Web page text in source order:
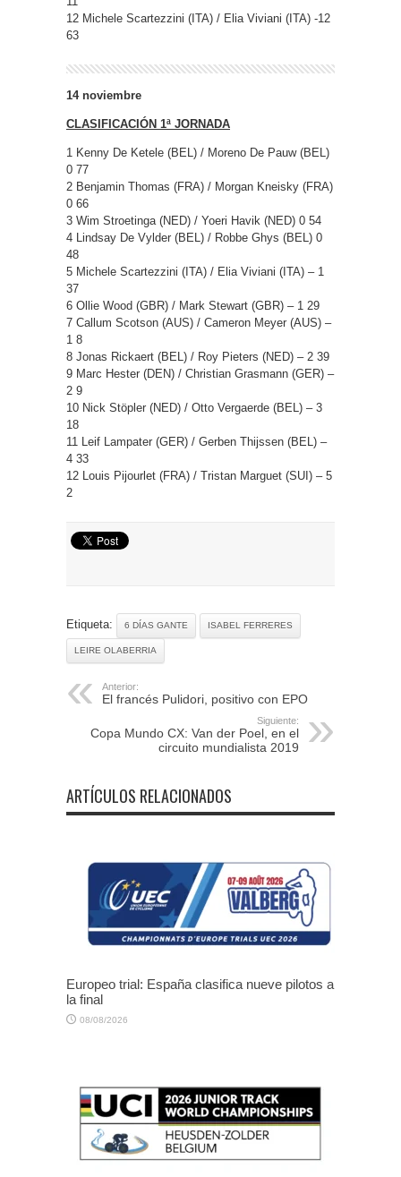
12 Michele Scartezzini (ITA) / Elia Viviani (ITA) -12
63
14 noviembre
CLASIFICACIÓN 1ª JORNADA
1 Kenny De Ketele (BEL) / Moreno De Pauw (BEL)
0 77
2 Benjamin Thomas (FRA) / Morgan Kneisky (FRA)
0 66
3 Wim Stroetinga (NED) / Yoeri Havik (NED) 0 54
4 Lindsay De Vylder (BEL) / Robbe Ghys (BEL) 0
48
5 Michele Scartezzini (ITA) / Elia Viviani (ITA) – 1
37
6 Ollie Wood (GBR) / Mark Stewart (GBR) – 1 29
7 Callum Scotson (AUS) / Cameron Meyer (AUS) –
1 8
8 Jonas Rickaert (BEL) / Roy Pieters (NED) – 2 39
9 Marc Hester (DEN) / Christian Grasmann (GER) –
2 9
10 Nick Stöpler (NED) / Otto Vergaerde (BEL) – 3
18
11 Leif Lampater (GER) / Gerben Thijssen (BEL) –
4 33
12 Louis Pijourlet (FRA) / Tristan Marguet (SUI) – 5
2
Etiqueta: 6 DÍAS GANTE ISABEL FERRERES
LEIRE OLABERRIA
Anterior:
El francés Pulidori, positivo con EPO
Siguiente:
Copa Mundo CX: Van der Poel, en el
circuito mundialista 2019
ARTÍCULOS RELACIONADOS
Europeo trial: España clasifica nueve pilotos a
la final
08/08/2026